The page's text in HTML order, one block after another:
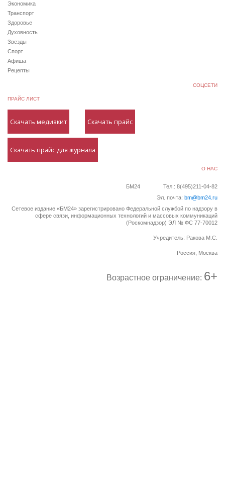
Экономика
Транспорт
Здоровье
Духовность
Звезды
Спорт
Афиша
Рецепты
СОЦСЕТИ
ПРАЙС ЛИСТ
Скачать медиакит Скачать прайс
Скачать прайс для журнала
О НАС
БМ24
Тел.: 8(495)211-04-82
Эл. почта: bm@bm24.ru
Сетевое издание «БМ24» зарегистрировано Федеральной службой по надзору в
сфере связи, информационных технологий и массовых коммуникаций
(Роскомнадзор) ЭЛ № ФС 77-70012
Учредитель: Ракова М.С.
Россия, Москва
Возрастное ограничение: 6+